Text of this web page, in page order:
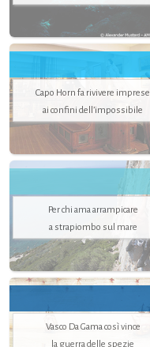
Capo Horn fa rivivere imprese
ai confini dell’impossibile
Per chi ama arrampicare
a strapiombo sul mare
Vasco Da Gama così vince
la guerra delle spezie